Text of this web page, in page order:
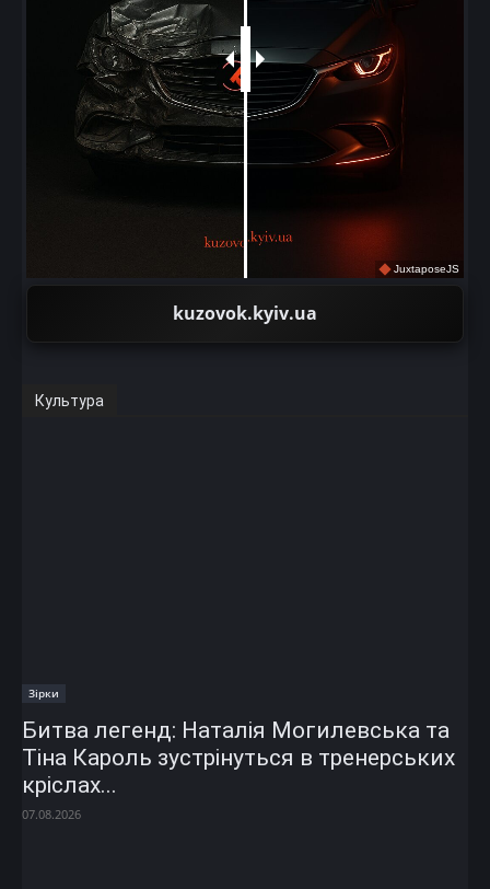
JuxtaposeJS
kuzovok.kyiv.ua
Культура
Зірки
Битва легенд: Наталія Могилевська та
Тіна Кароль зустрінуться в тренерських
кріслах...
07.08.2026